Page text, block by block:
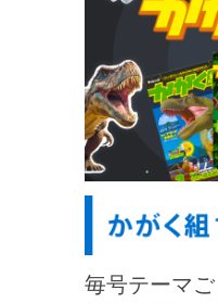
毎号テーマ